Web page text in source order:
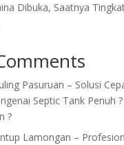
Dibuka, Saatnya
Pasuruan – Solusi
Septic Tank Penuh
?
Lamongan –